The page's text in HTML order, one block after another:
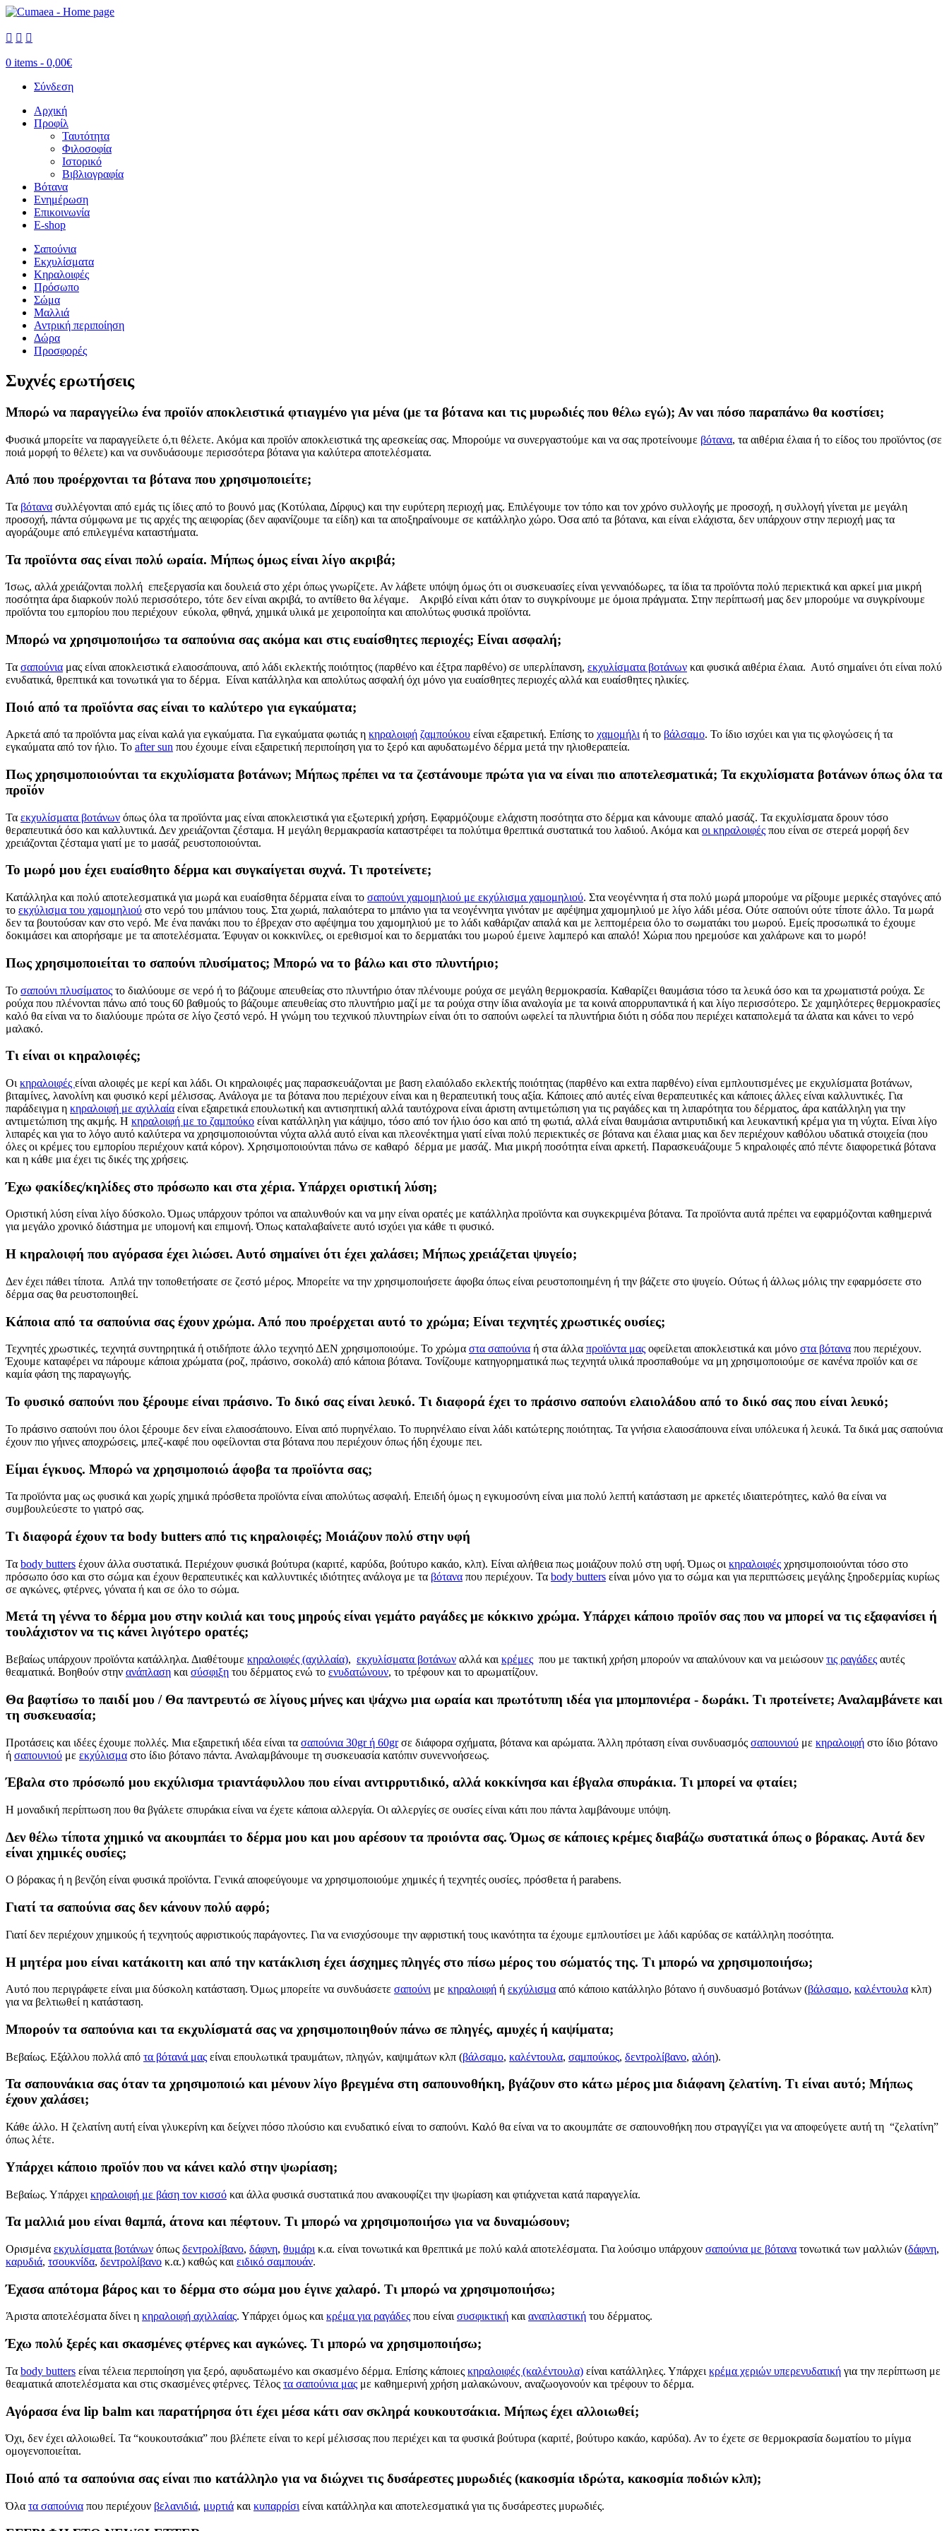
  
0 items - 0,00€
Σύνδεση
Αρχική
Προφίλ
Ταυτότητα
Φιλοσοφία
Ιστορικό
Βιβλιογραφία
Βότανα
Ενημέρωση
Επικοινωνία
E-shop
Σαπούνια
Εκχυλίσματα
Κηραλοιφές
Πρόσωπο
Σώμα
Μαλλιά
Αντρική περιποίηση
Δώρα
Προσφορές
Συχνές ερωτήσεις
Μπορώ να παραγγείλω ένα προϊόν αποκλειστικά φτιαγμένο για μένα (με τα βότανα και τις μυρωδιές που θέλω εγώ); Αν ναι πόσο παραπάνω θα κοστίσει;
Φυσικά μπορείτε να παραγγείλετε ό,τι θέλετε. Ακόμα και προϊόν αποκλειστικά της αρεσκείας σας. Μπορούμε να συνεργαστούμε και να σας προτείνουμε βότανα, τα αιθέρια έλαια ή το είδος του προϊόντος (σε
ποιά μορφή το θέλετε) και να συνδυάσουμε περισσότερα βότανα για καλύτερα αποτελέσματα.
Από που προέρχονται τα βότανα που χρησιμοποιείτε;
Τα βότανα συλλέγονται από εμάς τις ίδιες από το βουνό μας (Κοτύλαια, Δίρφυς) και την ευρύτερη περιοχή μας. Επιλέγουμε τον τόπο και τον χρόνο συλλογής με προσοχή, η συλλογή γίνεται με μεγάλη
προσοχή, πάντα σύμφωνα με τις αρχές της αειφορίας (δεν αφανίζουμε τα είδη) και τα αποξηραίνουμε σε κατάλληλο χώρο. Όσα από τα βότανα, και είναι ελάχιστα, δεν υπάρχουν στην περιοχή μας τα
αγοράζουμε από επιλεγμένα καταστήματα.
Τα προϊόντα σας είναι πολύ ωραία. Μήπως όμως είναι λίγο ακριβά;
Ίσως, αλλά χρειάζονται πολλή επεξεργασία και δουλειά στο χέρι όπως γνωρίζετε. Αν λάβετε υπόψη όμως ότι οι συσκευασίες είναι γενναιόδωρες, τα ίδια τα προϊόντα πολύ περιεκτικά και αρκεί μια μικρή
ποσότητα άρα διαρκούν πολύ περισσότερο, τότε δεν είναι ακριβά, το αντίθετο θα λέγαμε. Ακριβό είναι κάτι όταν το συγκρίνουμε με όμοια πράγματα. Στην περίπτωσή μας δεν μπορούμε να συγκρίνουμε
προϊόντα του εμπορίου που περιέχουν εύκολα, φθηνά, χημικά υλικά με χειροποίητα και απολύτως φυσικά προϊόντα.
Μπορώ να χρησιμοποιήσω τα σαπούνια σας ακόμα και στις ευαίσθητες περιοχές; Είναι ασφαλή;
Τα σαπούνια μας είναι αποκλειστικά ελαιοσάπουνα, από λάδι εκλεκτής ποιότητος (παρθένο και έξτρα παρθένο) σε υπερλίπανση, εκχυλίσματα βοτάνων και φυσικά αιθέρια έλαια. Αυτό σημαίνει ότι είναι πολύ
ενυδατικά, θρεπτικά και τονωτικά για το δέρμα. Είναι κατάλληλα και απολύτως ασφαλή όχι μόνο για ευαίσθητες περιοχές αλλά και ευαίσθητες ηλικίες.
Ποιό από τα προϊόντα σας είναι το καλύτερο για εγκαύματα;
Αρκετά από τα προϊόντα μας είναι καλά για εγκαύματα. Για εγκαύματα φωτιάς η κηραλοιφή ζαμπούκου είναι εξαιρετική. Επίσης το χαμομήλι ή το βάλσαμο. Το ίδιο ισχύει και για τις φλογώσεις ή τα
εγκαύματα από τον ήλιο. Το after sun που έχουμε είναι εξαιρετική περιποίηση για το ξερό και αφυδατωμένο δέρμα μετά την ηλιοθεραπεία.
Πως χρησιμοποιούνται τα εκχυλίσματα βοτάνων; Μήπως πρέπει να τα ζεστάνουμε πρώτα για να είναι πιο αποτελεσματικά; Τα εκχυλίσματα βοτάνων όπως όλα τα
προϊόν
Τα εκχυλίσματα βοτάνων όπως όλα τα προϊόντα μας είναι αποκλειστικά για εξωτερική χρήση. Εφαρμόζουμε ελάχιστη ποσότητα στο δέρμα και κάνουμε απαλό μασάζ. Τα εκχυλίσματα δρουν τόσο
θεραπευτικά όσο και καλλυντικά. Δεν χρειάζονται ζέσταμα. Η μεγάλη θερμακρασία καταστρέφει τα πολύτιμα θρεπτικά συστατικά του λαδιού. Ακόμα και οι κηραλοιφές που είναι σε στερεά μορφή δεν
χρειάζονται ζέσταμα γιατί με το μασάζ ρευστοποιούνται.
Το μωρό μου έχει ευαίσθητο δέρμα και συγκαίγεται συχνά. Τι προτείνετε;
Κατάλληλα και πολύ αποτελεσματικά για μωρά και ευαίσθητα δέρματα είναι το σαπούνι χαμομηλιού με εκχύλισμα χαμομηλιού. Στα νεογέννητα ή στα πολύ μωρά μπορούμε να ρίξουμε μερικές σταγόνες από
το εκχύλισμα του χαμομηλιού στο νερό του μπάνιου τους. Στα χωριά, παλαιότερα το μπάνιο για τα νεογέννητα γινόταν με αφέψημα χαμομηλιού με λίγο λάδι μέσα. Ούτε σαπούνι ούτε τίποτε άλλο. Τα μωρά
δεν τα βουτούσαν καν στο νερό. Με ένα πανάκι που το έβρεχαν στο αφέψημα του χαμομηλιού με το λάδι καθάριζαν απαλά και με λεπτομέρεια όλο το σωματάκι του μωρού. Εμείς προσωπικά το έχουμε
δοκιμάσει και απορήσαμε με τα αποτελέσματα. Έφυγαν οι κοκκινίλες, οι ερεθισμοί και το δερματάκι του μωρού έμεινε λαμπερό και απαλό! Χώρια που ηρεμούσε και χαλάρωνε και το μωρό!
Πως χρησιμοποιείται το σαπούνι πλυσίματος; Μπορώ να το βάλω και στο πλυντήριο;
Το σαπούνι πλυσίματος το διαλύουμε σε νερό ή το βάζουμε απευθείας στο πλυντήριο όταν πλένουμε ρούχα σε μεγάλη θερμοκρασία. Καθαρίζει θαυμάσια τόσο τα λευκά όσο και τα χρωματιστά ρούχα. Σε
ρούχα που πλένονται πάνω από τους 60 βαθμούς το βάζουμε απευθείας στο πλυντήριο μαζί με τα ρούχα στην ίδια αναλογία με τα κοινά απορρυπαντικά ή και λίγο περισσότερο. Σε χαμηλότερες θερμοκρασίες
καλό θα είναι να το διαλύουμε πρώτα σε λίγο ζεστό νερό. Η γνώμη του τεχνικού πλυντηρίων είναι ότι το σαπούνι ωφελεί τα πλυντήρια διότι η σόδα που περιέχει καταπολεμά τα άλατα και κάνει το νερό
μαλακό.
Τι είναι οι κηραλοιφές;
Οι κηραλοιφές είναι αλοιφές με κερί και λάδι. Οι κηραλοιφές μας παρασκευάζονται με βαση ελαιόλαδο εκλεκτής ποιότητας (παρθένο και extra παρθένο) είναι εμπλουτισμένες με εκχυλίσματα βοτάνων,
βιταμίνες, λανολίνη και φυσικό κερί μέλισσας. Ανάλογα με τα βότανα που περιέχουν είναι και η θεραπευτική τους αξία. Κάποιες από αυτές είναι θεραπευτικές και κάποιες άλλες είναι καλλυντικές. Για
παράδειγμα η κηραλοιφή με αχιλλαία είναι εξαιρετικά επουλωτική και αντισηπτική αλλά ταυτόχρονα είναι άριστη αντιμετώπιση για τις ραγάδες και τη λιπαρότητα του δέρματος, άρα κατάλληλη για την
αντιμετώπιση της ακμής. Η κηραλοιφή με το ζαμπούκο είναι κατάλληλη για κάψιμο, τόσο από τον ήλιο όσο και από τη φωτιά, αλλά είναι θαυμάσια αντιρυτιδική και λευκαντική κρέμα για τη νύχτα. Είναι λίγο
λιπαρές και για το λόγο αυτό καλύτερα να χρησιμοποιούνται νύχτα αλλά αυτό είναι και πλεονέκτημα γιατί είναι πολύ περιεκτικές σε βότανα και έλαια μιας και δεν περιέχουν καθόλου υδατικά στοιχεία (που
όλες οι κρέμες του εμπορίου περιέχουν κατά κόρον). Χρησιμοποιούνται πάνω σε καθαρό δέρμα με μασάζ. Μια μικρή ποσότητα είναι αρκετή. Παρασκευάζουμε 5 κηραλοιφές από πέντε διαφορετικά βότανα
και η κάθε μια έχει τις δικές της χρήσεις.
Έχω φακίδες/κηλίδες στο πρόσωπο και στα χέρια. Υπάρχει οριστική λύση;
Οριστική λύση είναι λίγο δύσκολο. Όμως υπάρχουν τρόποι να απαλυνθούν και να μην είναι ορατές με κατάλληλα προϊόντα και συγκεκριμένα βότανα. Τα προϊόντα αυτά πρέπει να εφαρμόζονται καθημερινά
για μεγάλο χρονικό διάστημα με υπομονή και επιμονή. Όπως καταλαβαίνετε αυτό ισχύει για κάθε τι φυσικό.
Η κηραλοιφή που αγόρασα έχει λιώσει. Αυτό σημαίνει ότι έχει χαλάσει; Μήπως χρειάζεται ψυγείο;
Δεν έχει πάθει τίποτα. Απλά την τοποθετήσατε σε ζεστό μέρος. Μπορείτε να την χρησιμοποιήσετε άφοβα όπως είναι ρευστοποιημένη ή την βάζετε στο ψυγείο. Ούτως ή άλλως μόλις την εφαρμόσετε στο
δέρμα σας θα ρευστοποιηθεί.
Κάποια από τα σαπούνια σας έχουν χρώμα. Από που προέρχεται αυτό το χρώμα; Είναι τεχνητές χρωστικές ουσίες;
Τεχνητές χρωστικές, τεχνητά συντηρητικά ή οτιδήποτε άλλο τεχνητό ΔΕΝ χρησιμοποιούμε. Το χρώμα στα σαπούνια ή στα άλλα προϊόντα μας οφείλεται αποκλειστικά και μόνο στα βότανα που περιέχουν.
Έχουμε καταφέρει να πάρουμε κάποια χρώματα (ροζ, πράσινο, σοκολά) από κάποια βότανα. Τονίζουμε κατηγορηματικά πως τεχνητά υλικά προσπαθούμε να μη χρησιμοποιούμε σε κανένα προϊόν και σε
καμία φάση της παραγωγής.
Το φυσικό σαπούνι που ξέρουμε είναι πράσινο. Το δικό σας είναι λευκό. Τι διαφορά έχει το πράσινο σαπούνι ελαιολάδου από το δικό σας που είναι λευκό;
Το πράσινο σαπούνι που όλοι ξέρουμε δεν είναι ελαιοσάπουνο. Είναι από πυρηνέλαιο. Το πυρηνέλαιο είναι λάδι κατώτερης ποιότητας. Τα γνήσια ελαιοσάπουνα είναι υπόλευκα ή λευκά. Τα δικά μας σαπούνια
έχουν πιο γήινες αποχρώσεις, μπεζ-καφέ που οφείλονται στα βότανα που περιέχουν όπως ήδη έχουμε πει.
Είμαι έγκυος. Μπορώ να χρησιμοποιώ άφοβα τα προϊόντα σας;
Τα προϊόντα μας ως φυσικά και χωρίς χημικά πρόσθετα προϊόντα είναι απολύτως ασφαλή. Επειδή όμως η εγκυμοσύνη είναι μια πολύ λεπτή κατάσταση με αρκετές ιδιαιτερότητες, καλό θα είναι να
συμβουλεύεστε το γιατρό σας.
Τι διαφορά έχουν τα body butters από τις κηραλοιφές; Μοιάζουν πολύ στην υφή
Τα body butters έχουν άλλα συστατικά. Περιέχουν φυσικά βούτυρα (καριτέ, καρύδα, βούτυρο κακάο, κλπ). Είναι αλήθεια πως μοιάζουν πολύ στη υφή. Όμως οι κηραλοιφές χρησιμοποιούνται τόσο στο
πρόσωπο όσο και στο σώμα και έχουν θεραπευτικές και καλλυντικές ιδιότητες ανάλογα με τα βότανα που περιέχουν. Τα body butters είναι μόνο για το σώμα και για περιπτώσεις μεγάλης ξηροδερμίας κυρίως
σε αγκώνες, φτέρνες, γόνατα ή και σε όλο το σώμα.
Μετά τη γέννα το δέρμα μου στην κοιλιά και τους μηρούς είναι γεμάτο ραγάδες με κόκκινο χρώμα. Υπάρχει κάποιο προϊόν σας που να μπορεί να τις εξαφανίσει ή
τουλάχιστον να τις κάνει λιγότερο ορατές;
Βεβαίως υπάρχουν προϊόντα κατάλληλα. Διαθέτουμε κηραλοιφές (αχιλλαία), εκχυλίσματα βοτάνων αλλά και κρέμες που με τακτική χρήση μπορούν να απαλύνουν και να μειώσουν τις ραγάδες αυτές
θεαματικά. Βοηθούν στην ανάπλαση και σύσφιξη του δέρματος ενώ το ενυδατώνουν, το τρέφουν και το αρωματίζουν.
Θα βαφτίσω το παιδί μου / Θα παντρευτώ σε λίγους μήνες και ψάχνω μια ωραία και πρωτότυπη ιδέα για μπομπονιέρα - δωράκι. Τι προτείνετε; Αναλαμβάνετε και
τη συσκευασία;
Προτάσεις και ιδέες έχουμε πολλές. Μια εξαιρετική ιδέα είναι τα σαπούνια 30gr ή 60grσε διάφορα σχήματα, βότανα και αρώματα. Άλλη πρόταση είναι συνδυασμός σαπουνιού με κηραλοιφή στο ίδιο βότανο
ή σαπουνιού με εκχύλισμα στο ίδιο βότανο πάντα. Αναλαμβάνουμε τη συσκευασία κατόπιν συνεννοήσεως.
Έβαλα στο πρόσωπό μου εκχύλισμα τριαντάφυλλου που είναι αντιρρυτιδικό, αλλά κοκκίνησα και έβγαλα σπυράκια. Τι μπορεί να φταίει;
Η μοναδική περίπτωση που θα βγάλετε σπυράκια είναι να έχετε κάποια αλλεργία. Οι αλλεργίες σε ουσίες είναι κάτι που πάντα λαμβάνουμε υπόψη.
Δεν θέλω τίποτα χημικό να ακουμπάει το δέρμα μου και μου αρέσουν τα προιόντα σας. Όμως σε κάποιες κρέμες διαβάζω συστατικά όπως ο βόρακας. Αυτά δεν
είναι χημικές ουσίες;
Ο βόρακας ή η βενζόη είναι φυσικά προϊόντα. Γενικά αποφεύγουμε να χρησιμοποιούμε χημικές ή τεχνητές ουσίες, πρόσθετα ή parabens.
Γιατί τα σαπούνια σας δεν κάνουν πολύ αφρό;
Γιατί δεν περιέχουν χημικούς ή τεχνητούς αφριστικούς παράγοντες. Για να ενισχύσουμε την αφριστική τους ικανότητα τα έχουμε εμπλουτίσει με λάδι καρύδας σε κατάλληλη ποσότητα.
Η μητέρα μου είναι κατάκοιτη και από την κατάκλιση έχει άσχημες πληγές στο πίσω μέρος του σώματός της. Τι μπορώ να χρησιμοποιήσω;
Αυτό που περιγράφετε είναι μια δύσκολη κατάσταση. Όμως μπορείτε να συνδυάσετε σαπούνι με κηραλοιφή ή εκχύλισμα από κάποιο κατάλληλο βότανο ή συνδυασμό βοτάνων (βάλσαμο, καλέντουλα κλπ)
για να βελτιωθεί η κατάσταση.
Μπορούν τα σαπούνια και τα εκχυλίσματά σας να χρησιμοποιηθούν πάνω σε πληγές, αμυχές ή καψίματα;
Βεβαίως. Εξάλλου πολλά από τα βότανά μας είναι επουλωτικά τραυμάτων, πληγών, καψιμάτων κλπ (βάλσαμο, καλέντουλα, σαμπούκος, δεντρολίβανο, αλόη).
Τα σαπουνάκια σας όταν τα χρησιμοποιώ και μένουν λίγο βρεγμένα στη σαπουνοθήκη, βγάζουν στο κάτω μέρος μια διάφανη ζελατίνη. Τι είναι αυτό; Μήπως
έχουν χαλάσει;
Κάθε άλλο. Η ζελατίνη αυτή είναι γλυκερίνη και δείχνει πόσο πλούσιο και ενυδατικό είναι το σαπούνι. Καλό θα είναι να το ακουμπάτε σε σαπουνοθήκη που στραγγίζει για να αποφεύγετε αυτή τη “ζελατίνη”
όπως λέτε.
Υπάρχει κάποιο προϊόν που να κάνει καλό στην ψωρίαση;
Βεβαίως. Υπάρχει κηραλοιφή με βάση τον κισσό και άλλα φυσικά συστατικά που ανακουφίζει την ψωρίαση και φτιάχνεται κατά παραγγελία.
Τα μαλλιά μου είναι θαμπά, άτονα και πέφτουν. Τι μπορώ να χρησιμοποιήσω για να δυναμώσουν;
Ορισμένα εκχυλίσματα βοτάνων όπως δεντρολίβανο, δάφνη, θυμάρι κ.α. είναι τονωτικά και θρεπτικά με πολύ καλά αποτελέσματα. Για λούσιμο υπάρχουν σαπούνια με βότανα τονωτικά των μαλλιών (δάφνη,
καρυδιά, τσουκνίδα, δεντρολίβανο κ.α.) καθώς και ειδικό σαμπουάν.
Έχασα απότομα βάρος και το δέρμα στο σώμα μου έγινε χαλαρό. Τι μπορώ να χρησιμοποιήσω;
Άριστα αποτελέσματα δίνει η κηραλοιφή αχιλλαίας. Υπάρχει όμως καικρέμα για ραγάδες που είναισυσφικτική καιαναπλαστική του δέρματος.
Έχω πολύ ξερές και σκασμένες φτέρνες και αγκώνες. Τι μπορώ να χρησιμοποιήσω;
Τα body butters είναι τέλεια περιποίηση για ξερό, αφυδατωμένο και σκασμένο δέρμα. Επίσης κάποιες κηραλοιφές (καλέντουλα) είναι κατάλληλες. Υπάρχει κρέμα χεριών υπερενυδατική για την περίπτωση με
θεαματικά αποτελέσματα και στις σκασμένες φτέρνες. Τέλος τα σαπούνια μας με καθημερινή χρήση μαλακώνουν, αναζωογονούν και τρέφουν το δέρμα.
Αγόρασα ένα lip balm και παρατήρησα ότι έχει μέσα κάτι σαν σκληρά κουκουτσάκια. Μήπως έχει αλλοιωθεί;
Όχι, δεν έχει αλλοιωθεί. Τα “κουκουτσάκια” που βλέπετε είναι το κερί μέλισσας που περιέχει και τα φυσικά βούτυρα (καριτέ, βούτυρο κακάο, καρύδα). Αν το έχετε σε θερμοκρασία δωματίου το μίγμα
ομογενοποιείται.
Ποιό από τα σαπούνια σας είναι πιο κατάλληλο για να διώχνει τις δυσάρεστες μυρωδιές (κακοσμία ιδρώτα, κακοσμία ποδιών κλπ);
Όλα τα σαπούνια που περιέχουν βελανιδιά, μυρτιά και κυπαρρίσι είναι κατάλληλα και αποτελεσματικά για τις δυσάρεστες μυρωδιές.